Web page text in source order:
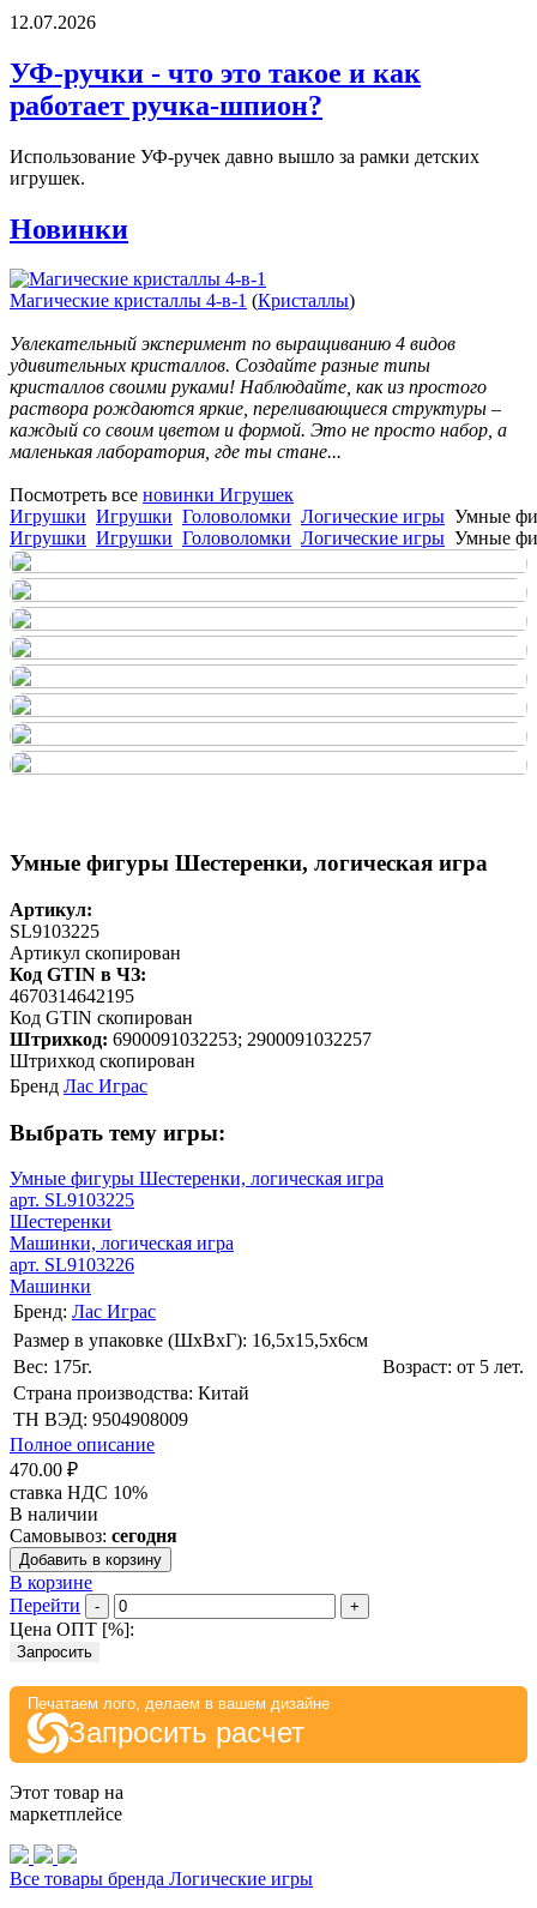
12.07.2026
УФ-ручки - что это такое и как
работает ручка-шпион?
Использование УФ-ручек давно вышло за рамки детских
игрушек.
Новинки
Магические кристаллы 4-в-1 (Кристаллы)
Увлекательный эксперимент по выращиванию 4 видов
удивительных кристаллов. Создайте разные типы
кристаллов своими руками! Наблюдайте, как из простого
раствора рождаются яркие, переливающиеся структуры –
каждый со своим цветом и формой. Это не просто набор, а
маленькая лаборатория, где ты стане...
Посмотреть все новинки Игрушек
Игрушки Игрушки Головоломки Логические игры Умные
Игрушки Игрушки Головоломки Логические игры Умные
Умные фигуры Шестеренки, логическая игра
Артикул:
SL9103225
Артикул скопирован
Код GTIN в ЧЗ:
4670314642195
Код GTIN скопирован
Штрихкод: 6900091032253; 2900091032257
Штрихкод скопирован
Бренд Лас Играс
Выбрать тему игры:
Умные фигуры Шестеренки, логическая игра
арт. SL9103225
Шестеренки
Машинки, логическая игра
арт. SL9103226
Машинки
Бренд: Лас Играс
Размер в упаковке (ШхВxГ): 16,5х15,5х6cм
Вес: 175г.
Возраст: от 5 лет.
Страна производства: Китай
ТН ВЭД: 9504908009
Полное описание
470.00 ₽
ставка НДС 10%
В наличии
Самовывоз: сегодня
Добавить в корзину
В корзине
Перейти
- +
Цена ОПТ [%]:
Запросить
Печатаем лого, делаем в вашем дизайне
Запросить расчет
Этот товар на
маркетплейсе
Все товары бренда Логические игры